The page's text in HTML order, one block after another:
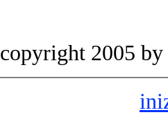
copyright 2005 by